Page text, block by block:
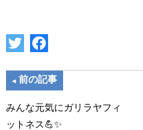
前の記事
みんな元気にガリラヤフィ
ットネス💪✨